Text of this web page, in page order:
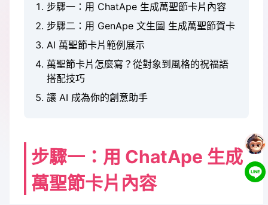
步驟一：用 ChatApe 生成萬聖節卡片內容
步驟二：用 GenApe 文生圖 生成萬聖節賀卡
AI 萬聖節卡片範例展示
萬聖節卡片怎麼寫？從對象到風格的祝福語
搭配技巧
讓 AI 成為你的創意助手
步驟一：用 ChatApe 生成
萬聖節卡片內容